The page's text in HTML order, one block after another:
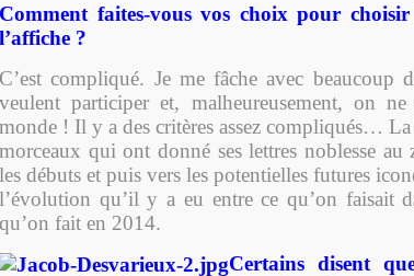
Comment faites-vous vos choix pour
l’affiche ?
C’est compliqué. Je me fâche avec beaucoup
veulent participer et, malheureusement, on
monde ! Il y a des critères assez compliqués…
morceaux qui ont donné ses lettres noblesse
les débuts et puis vers les potentielles futures
l’évolution qu’il y a eu entre ce qu’on faisait
qu’on fait en 2014.
Certains disent